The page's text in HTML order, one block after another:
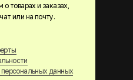
персональных данных
товарах и заказах,
или на почту.